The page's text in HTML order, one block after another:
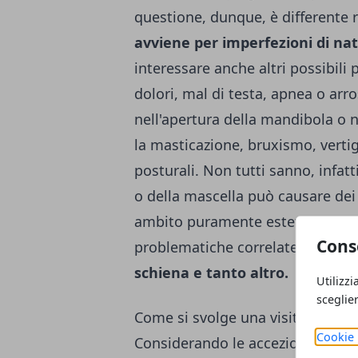
Cookie
questione, dunque, è differente
avviene per imperfezioni di
interessare anche altri possibili
dolori, mal di testa, apnea o
nell'apertura della mandibola o
la masticazione, bruxismo,
posturali. Non tutti sanno,
o della mascella può causare
ambito puramente estetico o
problematiche correlate, con
schiena e tanto altro.
Come si svolge una visita
Considerando le accezioni della